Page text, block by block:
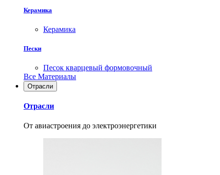
Керамика
Керамика
Пески
Песок кварцевый формовочный
Все Материалы
Отрасли
Отрасли
От авиастроения до электроэнергетики